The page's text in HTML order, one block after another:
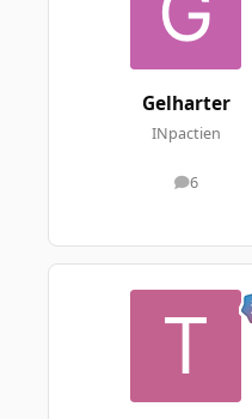
Gelharter
INpactien
6
messages